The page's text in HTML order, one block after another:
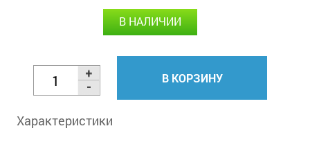
В НАЛИЧИИ
В КОРЗИНУ
Характеристики